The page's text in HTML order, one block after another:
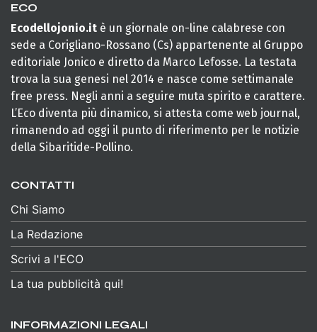
ECO
Ecodellojonio.it è un giornale on-line calabrese con
sede a Corigliano-Rossano (Cs) appartenente al Gruppo
editoriale Jonico e diretto da Marco Lefosse. La testata
trova la sua genesi nel 2014 e nasce come settimanale
free press. Negli anni a seguire muta spirito e carattere.
L’Eco diventa più dinamico, si attesta come web journal,
rimanendo ad oggi il punto di riferimento per le notizie
della Sibaritide-Pollino.
CONTATTI
Chi Siamo
La Redazione
Scrivi a l'ECO
La tua pubblicità qui!
INFORMAZIONI LEGALI